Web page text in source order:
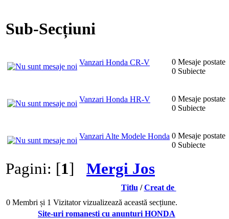
Sub-Secțiuni
Vanzari Honda CR-V
0 Mesaje postate
0 Subiecte
Vanzari Honda HR-V
0 Mesaje postate
0 Subiecte
Vanzari Alte Modele Honda 0 Mesaje postate
0 Subiecte
Pagini: [1] Mergi Jos
Titlu /Creat de
0 Membri și 1 Vizitator vizualizează această secțiune.
Site-uri romanesti cu anunturi HONDA